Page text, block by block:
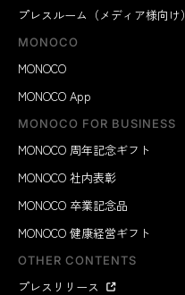
プレスルーム（メディア様向け）
MONOCO
MONOCO
MONOCO App
MONOCO FOR BUSINESS
MONOCO 周年記念ギフト
MONOCO 社内表彰
MONOCO 卒業記念品
MONOCO 健康経営ギフト
OTHER CONTENTS
プレスリリース